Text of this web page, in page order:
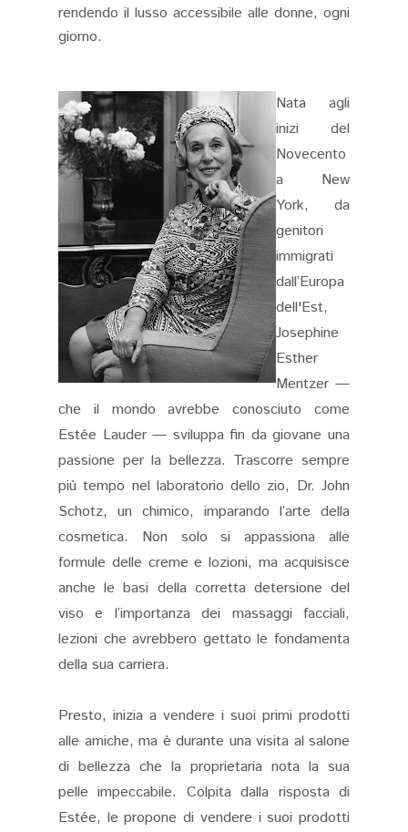
rendendo il lusso accessibile alle donne, ogni
giorno.
Nata agli
inizi del
Novecento
a New
York, da
genitori
immigrati
dall’Europa
dell'Est,
Josephine
Esther
Mentzer —
che il mondo avrebbe conosciuto come
Estée Lauder — sviluppa fin da giovane una
passione per la bellezza. Trascorre sempre
più tempo nel laboratorio dello zio, Dr. John
Schotz, un chimico, imparando l’arte della
cosmetica. Non solo si appassiona alle
formule delle creme e lozioni, ma acquisisce
anche le basi della corretta detersione del
viso e l’importanza dei massaggi facciali,
lezioni che avrebbero gettato le fondamenta
della sua carriera.
Presto, inizia a vendere i suoi primi prodotti
alle amiche, ma è durante una visita al salone
di bellezza che la proprietaria nota la sua
pelle impeccabile. Colpita dalla risposta di
Estée, le propone di vendere i suoi prodotti